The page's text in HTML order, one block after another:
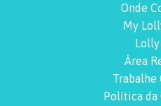
Onde
My
Lolly
Área
Trabalhe
Política da